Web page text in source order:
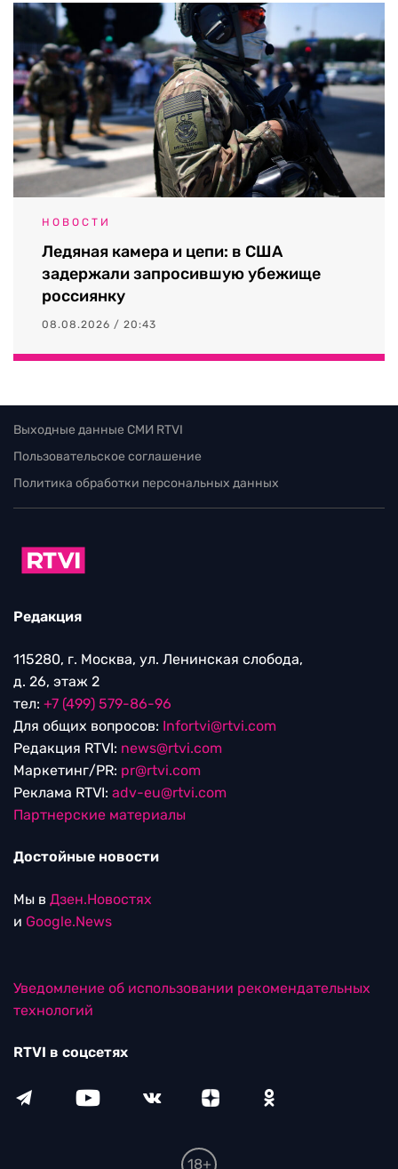
НОВОСТИ
Ледяная камера и цепи: в США
задержали запросившую убежище
россиянку
08.08.2026 / 20:43
Выходные данные СМИ RTVI
Пользовательское соглашение
Политика обработки персональных данных
Редакция
115280, г. Москва, ул. Ленинская слобода,
д. 26, этаж 2
тел: +7 (499) 579-86-96
Для общих вопросов: Infortvi@rtvi.com
Редакция RTVI: news@rtvi.com
Маркетинг/PR: pr@rtvi.com
Реклама RTVI: adv-eu@rtvi.com
Партнерские материалы
Достойные новости
Мы в Дзен.Новостях
и Google.News
Уведомление об использовании рекомендательных
технологий
RTVI в соцсетях
18+